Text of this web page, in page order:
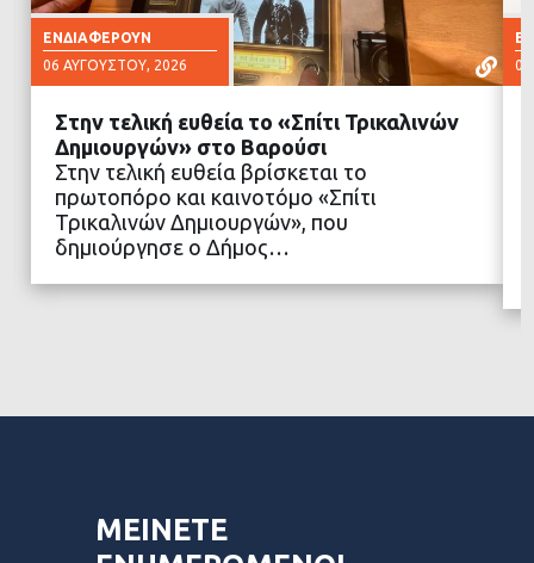
ΕΝΔΙΑΦΈΡΟΥΝ
06 ΑΥΓΟΎΣΤΟΥ, 2026
ΔΙΑΒΑΣΤΕ ΠΕΡΙΣΣΟΤΕΡΑ
Στην τελική ευθεία το «Σπίτι Τρικαλινών
Δημιουργών» στο Βαρούσι
Στην τελική ευθεία βρίσκεται το
πρωτοπόρο και καινοτόμο «Σπίτι
Τρικαλινών Δημιουργών», που
δημιούργησε ο Δήμος…
ΜΕΙΝΕΤΕ